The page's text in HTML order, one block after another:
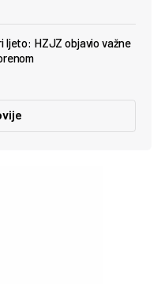
ljeto: HZJZ objavio važne